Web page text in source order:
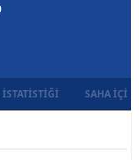
İSTATISTIĞI SAHA İÇI